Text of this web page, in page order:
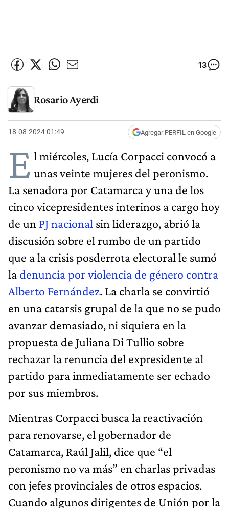
13
Rosario Ayerdi
18-08-2024 01:49 Agregar PERFIL en Google
E l miércoles, Lucía Corpacci convocó a
unas veinte mujeres del peronismo.
La senadora por Catamarca y una de los
cinco vicepresidentes interinos a cargo hoy
de un PJ nacional sin liderazgo, abrió la
discusión sobre el rumbo de un partido
que a la crisis posderrota electoral le sumó
la denuncia por violencia de género contra
Alberto Fernández. La charla se convirtió
en una catarsis grupal de la que no se pudo
avanzar demasiado, ni siquiera en la
propuesta de Juliana Di Tullio sobre
rechazar la renuncia del expresidente al
partido para inmediatamente ser echado
por sus miembros.
Mientras Corpacci busca la reactivación
para renovarse, el gobernador de
Catamarca, Raúl Jalil, dice que “el
peronismo no va más” en charlas privadas
con jefes provinciales de otros espacios.
Cuando algunos dirigentes de Unión por la